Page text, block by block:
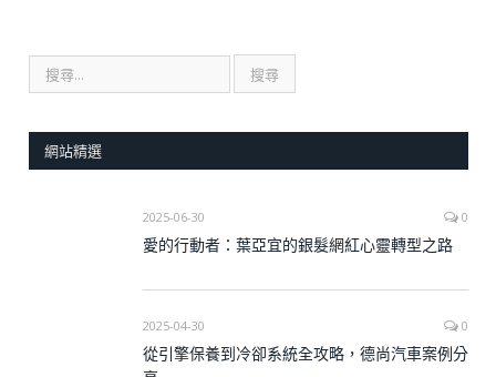
網站精選
2025-06-30 0
愛的行動者：葉亞宜的銀髮網紅心靈轉型之路
2025-04-30 0
從引擎保養到冷卻系統全攻略，德尚汽車案例分